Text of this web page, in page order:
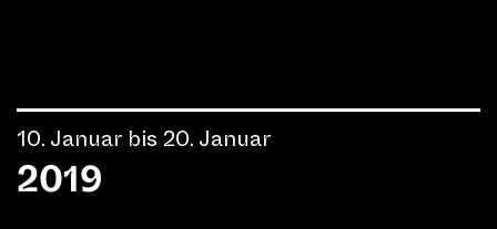
2019
10. Januar bis 20. Januar